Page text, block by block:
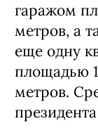
гаражом
метров, а
еще одну
площадью
метров.